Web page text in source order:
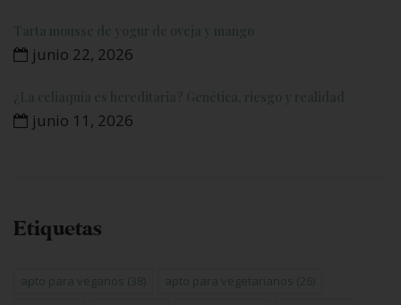
Tarta mousse de yogur de oveja y mango
junio 22, 2026
¿La celiaquía es hereditaria? Genética, riesgo y realidad
junio 11, 2026
Etiquetas
apto para veganos (38) apto para vegetarianos (26)